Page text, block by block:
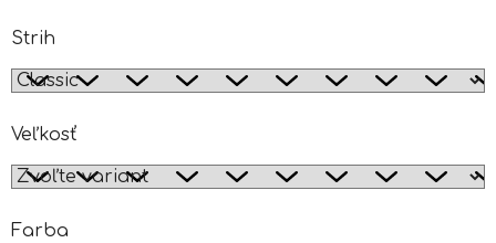
Strih
Veľkosť
Farba